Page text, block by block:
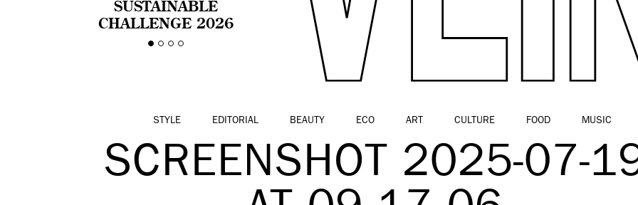
SUSTAINABLE
CHALLENGE 2026
CELEBRA LA
STYLE EDITORIAL BEAUTY ECO ART CULTURE FOOD MUSIC
SCREENSHOT 2025-07-